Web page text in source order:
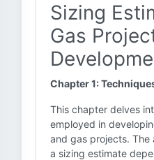
Sizing
Gas
Chapter 1:
This chapter delves
employed in
and gas projects.
a sizing estimate